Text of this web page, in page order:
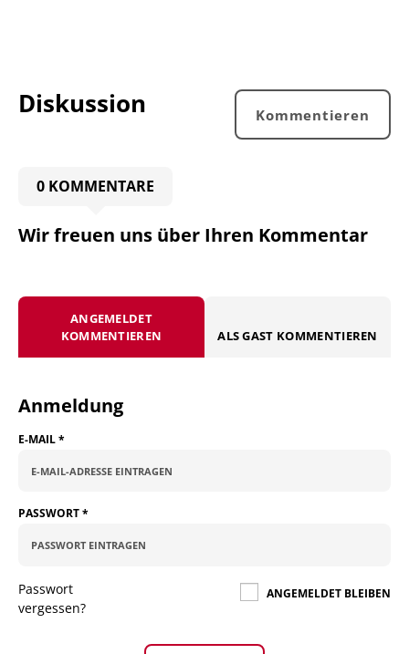
Diskussion Kommentieren
0 KOMMENTARE
Wir freuen uns über Ihren Kommentar
ANGEMELDET
KOMMENTIEREN
ALS GAST KOMMENTIEREN
Anmeldung
E-MAIL*
PASSWORT*
Passwort
vergessen?
ANGEMELDET BLEIBEN